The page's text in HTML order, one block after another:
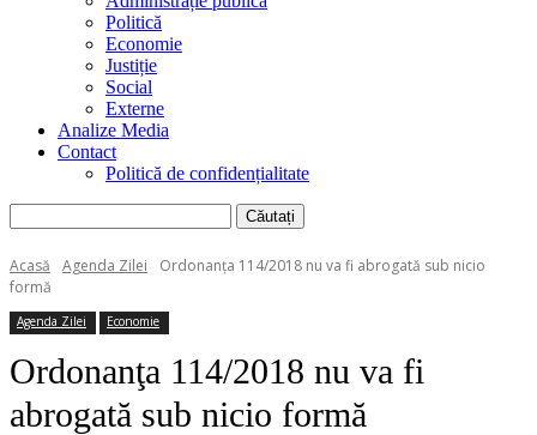
Politică
Economie
Justiție
Social
Externe
Analize Media
Contact
Politică de confidențialitate
Acasă Agenda Zilei
Ordonanţa 114/2018 nu va fi abrogată sub nicio
formă
Agenda Zilei Economie
Ordonanţa 114/2018 nu va fi
abrogată sub nicio formă